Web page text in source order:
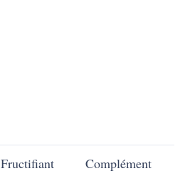
Fructifiant Complément